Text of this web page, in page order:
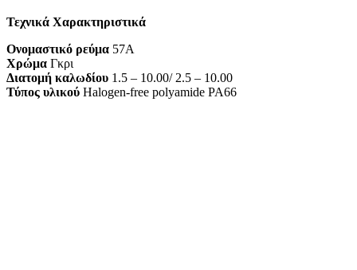
Τεχνικά Χαρακτηριστικά
Ονομαστικό ρεύμα 57A
Χρώμα Γκρι
Διατομή καλωδίου 1.5 – 10.00/ 2.5 – 10.00
Τύπος υλικού Halogen-free polyamide PA66